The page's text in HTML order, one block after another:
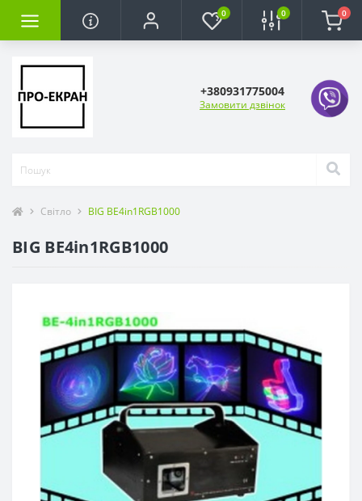
0 0 0
+380931775004
Замовити дзвінок
Світло BIG BE4in1RGB1000
BIG BE4in1RGB1000